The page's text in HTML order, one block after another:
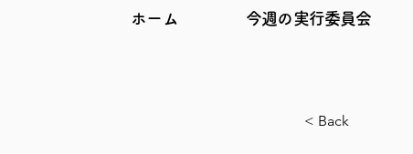
ホーム 今週の実行委員会
< Back